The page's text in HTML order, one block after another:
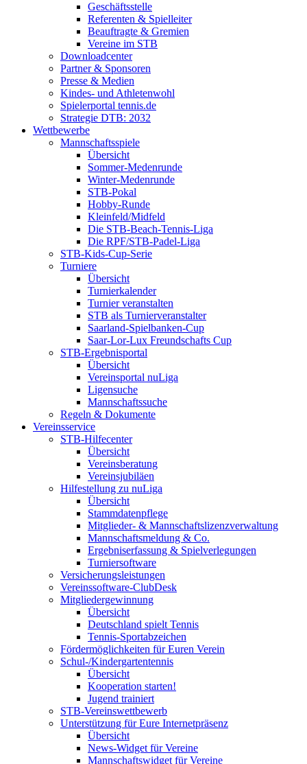
Geschäftsstelle
Referenten & Spielleiter
Beauftragte & Gremien
Vereine im STB
Downloadcenter
Partner & Sponsoren
Presse & Medien
Kindes- und Athletenwohl
Spielerportal tennis.de
Strategie DTB: 2032
Wettbewerbe
Mannschaftsspiele
Übersicht
Sommer-Medenrunde
Winter-Medenrunde
STB-Pokal
Hobby-Runde
Kleinfeld/Midfeld
Die STB-Beach-Tennis-Liga
Die RPF/STB-Padel-Liga
STB-Kids-Cup-Serie
Turniere
Übersicht
Turnierkalender
Turnier veranstalten
STB als Turnierveranstalter
Saarland-Spielbanken-Cup
Saar-Lor-Lux Freundschafts Cup
STB-Ergebnisportal
Übersicht
Vereinsportal nuLiga
Ligensuche
Mannschaftssuche
Regeln & Dokumente
Vereinsservice
STB-Hilfecenter
Übersicht
Vereinsberatung
Vereinsjubiläen
Hilfestellung zu nuLiga
Übersicht
Stammdatenpflege
Mitglieder- & Mannschaftslizenzverwaltung
Mannschaftsmeldung & Co.
Ergebniserfassung & Spielverlegungen
Turniersoftware
Versicherungsleistungen
Vereinssoftware-ClubDesk
Mitgliedergewinnung
Übersicht
Deutschland spielt Tennis
Tennis-Sportabzeichen
Fördermöglichkeiten für Euren Verein
Schul-/Kindergartentennis
Übersicht
Kooperation starten!
Jugend trainiert
STB-Vereinswettbewerb
Unterstützung für Eure Internetpräsenz
Übersicht
News-Widget für Vereine
Mannschaftswidget für Vereine